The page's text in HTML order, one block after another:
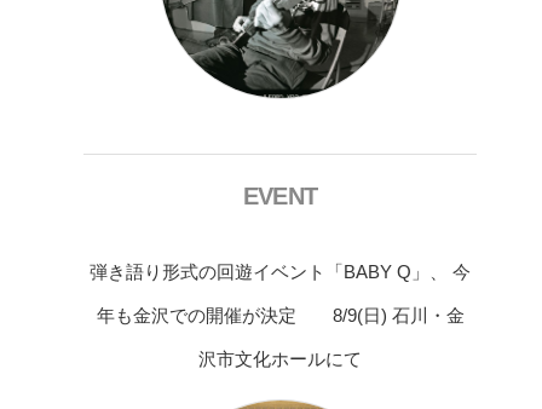
EVENT
弾き語り形式の回遊イベント「BABY Q」、 今
年も金沢での開催が決定 8/9(日) 石川・金
沢市文化ホールにて